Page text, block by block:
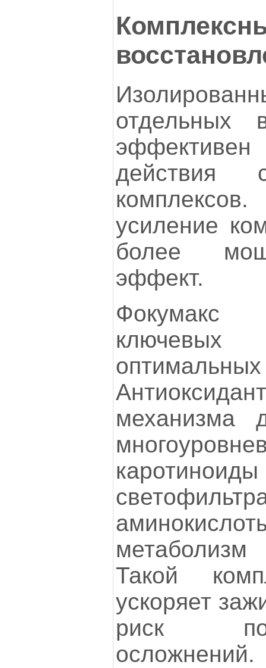
отдельных
действия
усиление
более
эффект.
Фокумакс
ключевых
механизма
Такой
ускоряет
риск
осложнений.